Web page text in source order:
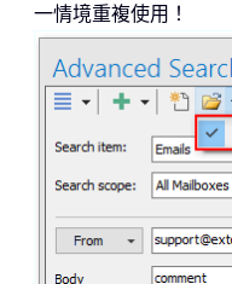
一情境重複使用！